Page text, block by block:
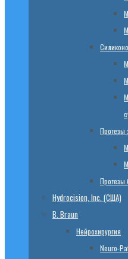
Протезы
Протезы
Hydrocision, Inc. (США)
B. Braun
Нейрохирургия
Neuro-